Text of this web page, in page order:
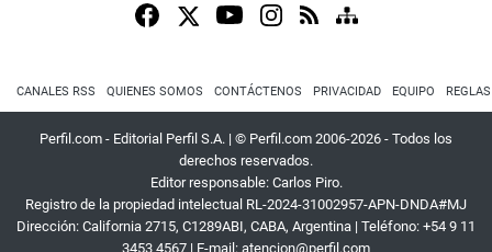
CANALES RSS QUIENES SOMOS CONTÁCTENOS PRIVACIDAD EQUIPO
Perfil.com - Editorial Perfil S.A. | © Perfil.com 2006-2026 - Todos los
derechos reservados.
Editor responsable: Carlos Piro.
Registro de la propiedad intelectual RL-2024-31002957-APN-DNDA#MJ
Dirección: California 2715, C1289ABI, CABA, Argentina | Teléfono: +54 9 11
3453 4567 | E-mail: atencion@perfil.com